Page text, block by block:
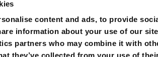
content and ads, to provide
information about your use of our
partners who may combine it with